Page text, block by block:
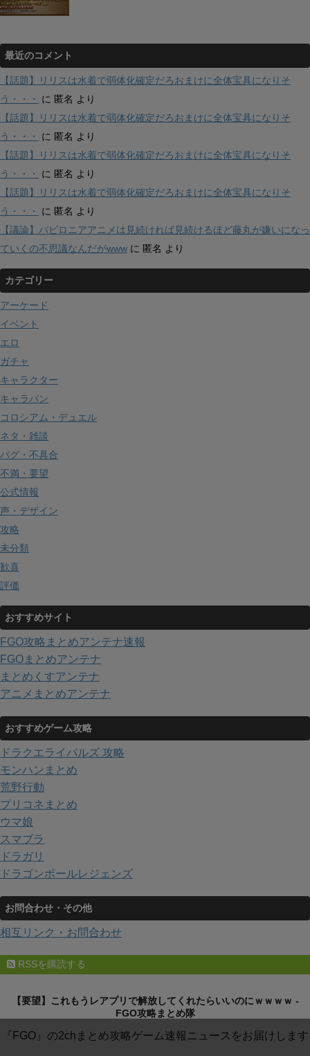
最近のコメント
【話題】リリスは水着で弱体化確定だろおまけに全体宝具になりそ
う・・・
に 匿名 より
【話題】リリスは水着で弱体化確定だろおまけに全体宝具になりそ
う・・・
に 匿名 より
【話題】リリスは水着で弱体化確定だろおまけに全体宝具になりそ
う・・・
に 匿名 より
【話題】リリスは水着で弱体化確定だろおまけに全体宝具になりそ
う・・・
に 匿名 より
【議論】バビロニアアニメは見続ければ見続けるほど藤丸が嫌いになっ
ていくの不思議なんだがwww に 匿名 より
カテゴリー
アーケード
イベント
エロ
ガチャ
キャラクター
キャラバン
コロシアム・デュエル
ネタ・雑談
バグ・不具合
不満・要望
公式情報
声・デザイン
攻略
未分類
歓喜
評価
おすすめサイト
FGO攻略まとめアンテナ速報
FGOまとめアンテナ
まとめくすアンテナ
アニメまとめアンテナ
おすすめゲーム攻略
ドラクエライバルズ 攻略
モンハンまとめ
荒野行動
プリコネまとめ
ウマ娘
スマブラ
ドラガリ
ドラゴンボールレジェンズ
お問合わせ・その他
相互リンク・お問合わせ
RSSを購読する
【要望】これもうレアプリで解放してくれたらいいのにｗｗｗｗ -
FGO攻略まとめ隊
『FGO』の2chまとめ攻略ゲーム速報ニュースをお届けします